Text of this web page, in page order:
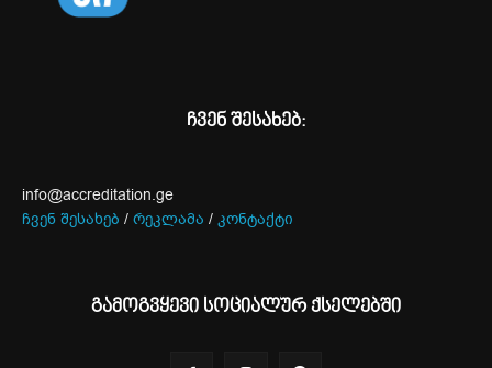
ჩვენ შესახებ:
info@accreditation.ge
ჩვენ შესახებ / რეკლამა / კონტაქტი
გამოგვყევი სოციალურ ქსელებში